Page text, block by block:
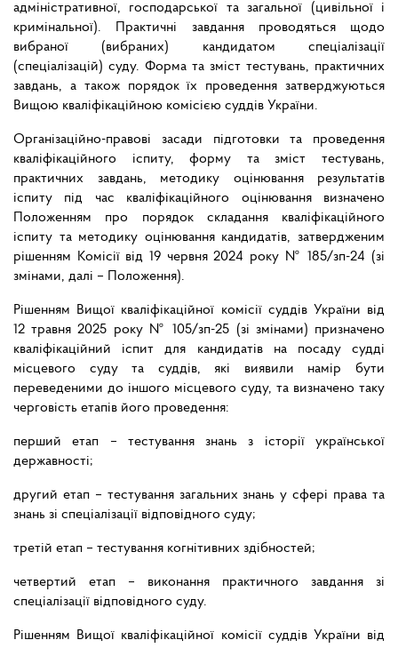
адміністративної, господарської та загальної (цивільної і
кримінальної). Практичні завдання проводяться щодо
вибраної (вибраних) кандидатом спеціалізації
(спеціалізацій) суду. Форма та зміст тестувань, практичних
завдань, а також порядок їх проведення затверджуються
Вищою кваліфікаційною комісією суддів України.
Організаційно-правові засади підготовки та проведення
кваліфікаційного іспиту, форму та зміст тестувань,
практичних завдань, методику оцінювання результатів
іспиту під час кваліфікаційного оцінювання визначено
Положенням про порядок складання кваліфікаційного
іспиту та методику оцінювання кандидатів, затвердженим
рішенням Комісії від 19 червня 2024 року № 185/зп-24 (зі
змінами, далі – Положення).
Рішенням Вищої кваліфікаційної комісії суддів України від
12 травня 2025 року № 105/зп-25 (зі змінами) призначено
кваліфікаційний іспит для кандидатів на посаду судді
місцевого суду та суддів, які виявили намір бути
переведеними до іншого місцевого суду, та визначено таку
черговість етапів його проведення:
перший етап – тестування знань з історії української
державності;
другий етап – тестування загальних знань у сфері права та
знань зі спеціалізації відповідного суду;
третій етап – тестування когнітивних здібностей;
четвертий етап – виконання практичного завдання зі
спеціалізації відповідного суду.
Рішенням Вищої кваліфікаційної комісії суддів України від